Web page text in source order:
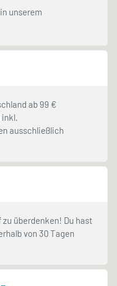
unserem
ab 99 €
inkl.
ausschließlich
überdenken! Du hast
von 30 Tagen